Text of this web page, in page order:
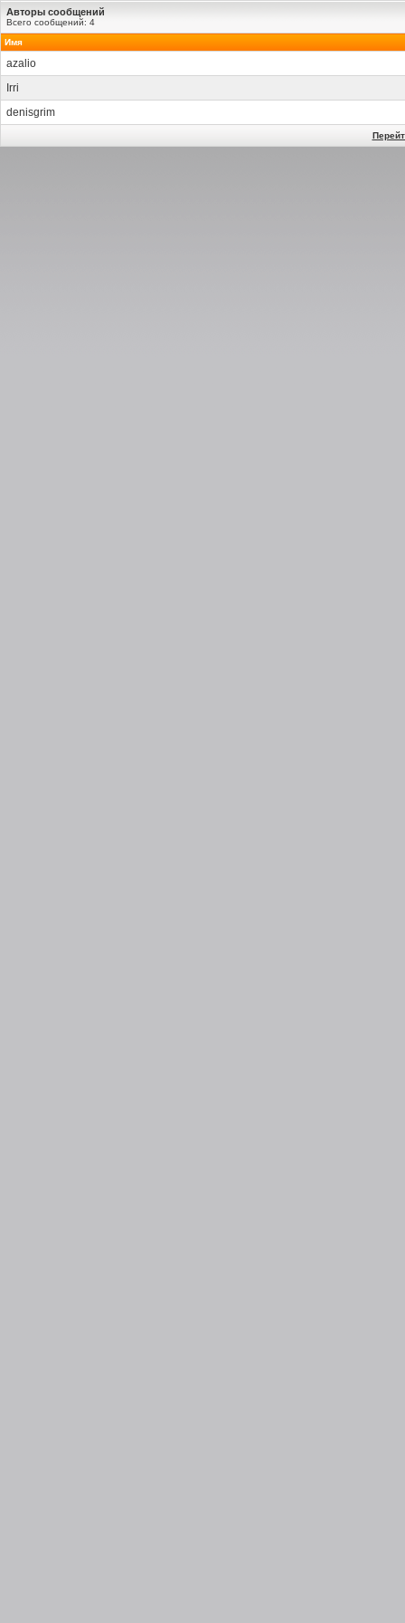
Авторы сообщений
Всего сообщений: 4
Имя
azalio
Irri
denisgrim